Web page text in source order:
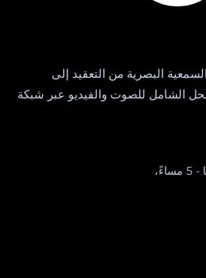
السمعية البصرية من التعقيد إلى
الشامل للصوت والفيديو عبر شبكة